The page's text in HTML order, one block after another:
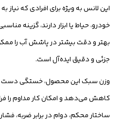
این لانس به ویژه برای افرادی که
خودرو، حیاط یا ابزار دارند، گزینه
بهتر و دقت بیشتر در پاشش آب را
جزئی و دقیق ایده‌آل است.
وزن سبک این محصول، خستگی دست
کاهش می‌دهد و امکان کار مداوم را
ساختار محکم، دوام در برابر ضربه،